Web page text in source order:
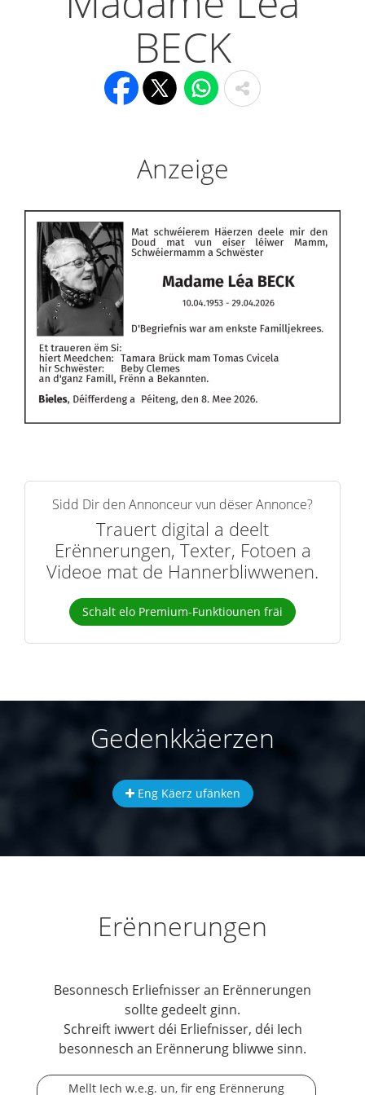
BECK
Anzeige
Sidd Dir den Annonceur vun dëser Annonce?
Trauert digital a deelt
Erënnerungen, Texter, Fotoen a
Videoe mat de Hannerbliwwenen.
Schalt elo Premium-Funktiounen fräi
Gedenkkäerzen
Eng Käerz ufänken
Erënnerungen
Besonnesch Erliefnisser an Erënnerungen
sollte gedeelt ginn.
Schreift iwwert déi Erliefnisser, déi Iech
besonnesch an Erënnerung bliwwe sinn.
Mellt Iech w.e.g. un, fir eng Erënnerung